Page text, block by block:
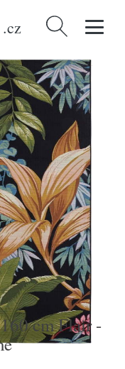
Vyhledávání
> Venkovní koberce/
Home
cm Flair -